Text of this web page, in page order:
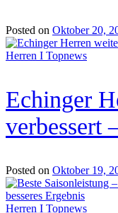
Posted on Oktober 20,
Herren I Topnews
Echinger
verbessert
Posted on Oktober 19,
Herren I Topnews